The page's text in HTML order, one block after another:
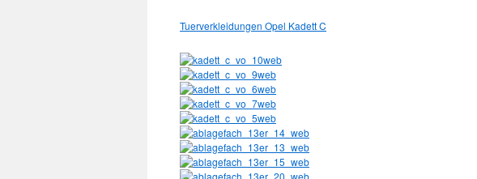
Tuerverkleidungen Opel Kadett C